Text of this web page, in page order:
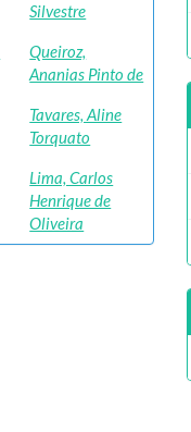
Silvestre
Queiroz,
Ananias Pinto de
Tavares, Aline
Torquato
Lima, Carlos
Henrique de
Oliveira